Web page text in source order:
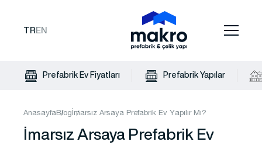
TR EN
Prefabrik Ev Fiyatları Prefabrik Yapılar
AnasayfaBlogİmarsız Arsaya Prefabrik Ev Yapılır Mı?
İmarsız Arsaya Prefabrik Ev